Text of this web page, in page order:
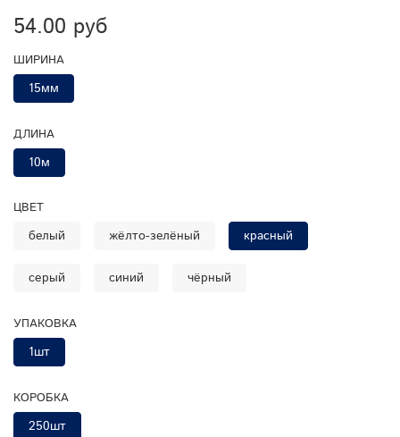
54.00 руб
ШИРИНА
15мм
ДЛИНА
10м
ЦВЕТ
белый жёлто-зелёный красный
серый синий чёрный
УПАКОВКА
1шт
КОРОБКА
250шт